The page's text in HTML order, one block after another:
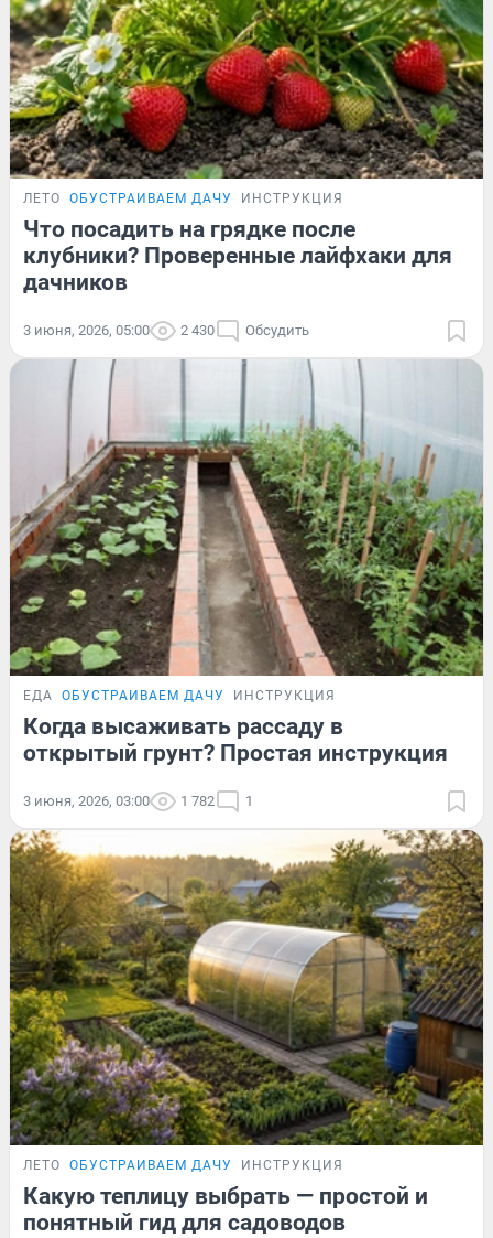
ЛЕТО ОБУСТРАИВАЕМ ДАЧУ ИНСТРУКЦИЯ
Что посадить на грядке после
клубники? Проверенные лайфхаки для
дачников
3 июня, 2026, 05:00 2 430 Обсудить
ЕДА ОБУСТРАИВАЕМ ДАЧУ ИНСТРУКЦИЯ
Когда высаживать рассаду в
открытый грунт? Простая инструкция
3 июня, 2026, 03:00 1 782 1
ЛЕТО ОБУСТРАИВАЕМ ДАЧУ ИНСТРУКЦИЯ
Какую теплицу выбрать — простой и
понятный гид для садоводов